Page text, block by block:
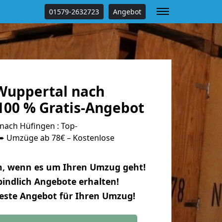
01579-2632723 Angebot
nach
% Gratis-Angebot
Hüfingen : Top-
ab 78€ – Kostenlose
wenn es um Ihren Umzug geht!
Angebote erhalten!
Angebot für Ihren Umzug!